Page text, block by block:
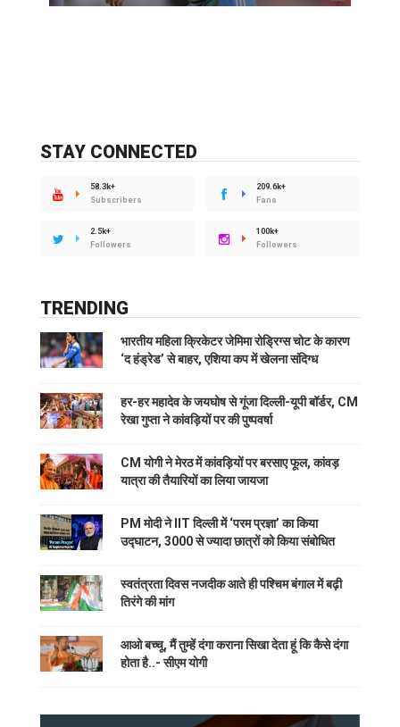
STAY CONNECTED
58.3k+
Subscribers
209.6k+
Fans
2.5k+
Followers
100k+
Followers
TRENDING
भारतीय महिला क्रिकेटर जेमिमा रोड्रिग्स चोट के कारण
‘द हंड्रेड’ से बाहर, एशिया कप में खेलना संदिग्ध
हर-हर महादेव के जयघोष से गूंजा दिल्ली-यूपी बॉर्डर, CM
रेखा गुप्ता ने कांवड़ियों पर की पुष्पवर्षा
CM योगी ने मेरठ में कांवड़ियों पर बरसाए फूल, कांवड़
यात्रा की तैयारियों का लिया जायजा
PM मोदी ने IIT दिल्ली में ‘परम प्रज्ञा’ का किया
उद्घाटन, 3000 से ज्यादा छात्रों को किया संबोधित
स्वतंत्रता दिवस नजदीक आते ही पश्चिम बंगाल में बढ़ी
तिरंगे की मांग
आओ बच्चू, मैं तुम्हें दंगा कराना सिखा देता हूं कि कैसे दंगा
होता है..- सीएम योगी